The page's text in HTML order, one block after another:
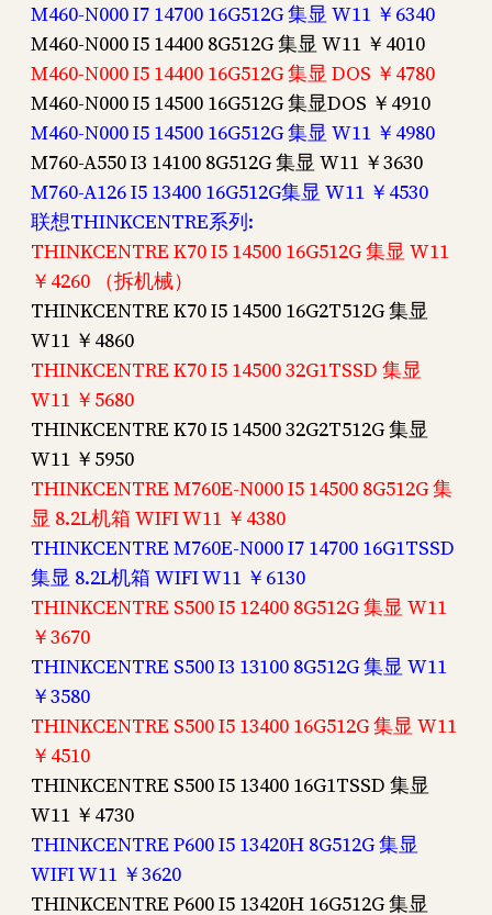
M460-N000 I7 14700 16G512G 集显 W11 ￥6340
M460-N000 I5 14400 8G512G 集显 W11 ￥4010
M460-N000 I5 14400 16G512G 集显 DOS ￥4780
M460-N000 I5 14500 16G512G 集显DOS ￥4910
M460-N000 I5 14500 16G512G 集显 W11 ￥4980
M760-A550 I3 14100 8G512G 集显 W11 ￥3630
M760-A126 I5 13400 16G512G集显 W11 ￥4530
联想THINKCENTRE系列:
THINKCENTRE K70 I5 14500 16G512G 集显 W11
￥4260 （拆机械）
THINKCENTRE K70 I5 14500 16G2T512G 集显
W11 ￥4860
THINKCENTRE K70 I5 14500 32G1TSSD 集显
W11 ￥5680
THINKCENTRE K70 I5 14500 32G2T512G 集显
W11 ￥5950
THINKCENTRE M760E-N000 I5 14500 8G512G 集
显 8.2L机箱 WIFI W11 ￥4380
THINKCENTRE M760E-N000 I7 14700 16G1TSSD
集显 8.2L机箱 WIFI W11 ￥6130
THINKCENTRE S500 I5 12400 8G512G 集显 W11
￥3670
THINKCENTRE S500 I3 13100 8G512G 集显 W11
￥3580
THINKCENTRE S500 I5 13400 16G512G 集显 W11
￥4510
THINKCENTRE S500 I5 13400 16G1TSSD 集显
W11 ￥4730
THINKCENTRE P600 I5 13420H 8G512G 集显
WIFI W11 ￥3620
THINKCENTRE P600 I5 13420H 16G512G 集显